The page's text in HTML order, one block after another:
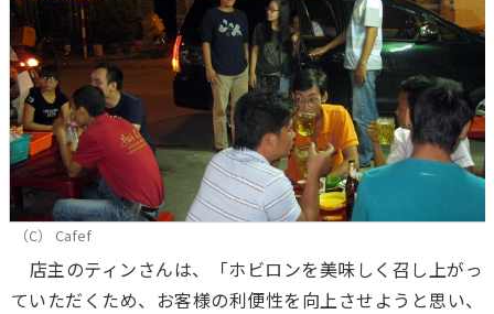
（C） Cafef
店主のティンさんは、「ホビロンを美味しく召し上がっ
ていただくため、お客様の利便性を向上させようと思い、